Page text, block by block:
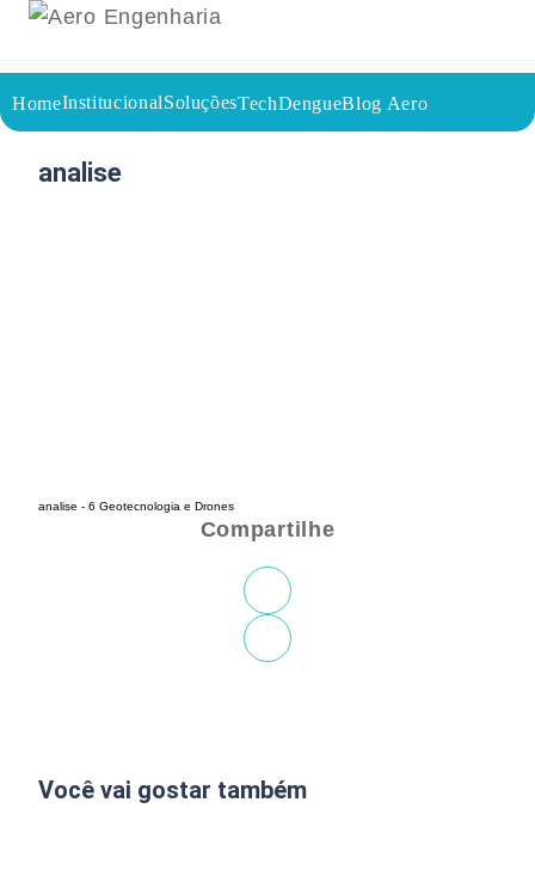
HomeInstitucionalSoluçõesTechDengueBlog Aero
23/09/2025
Voltar a página inicial do blog
analise
analise - 6 Geotecnologia e Drones
Compartilhe
Você vai gostar também